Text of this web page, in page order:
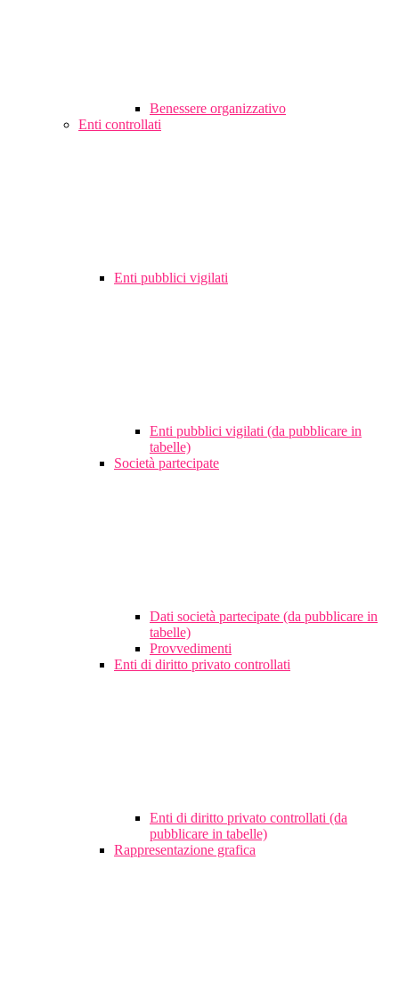
Benessere organizzativo
Enti controllati
Enti pubblici vigilati
Enti pubblici vigilati (da pubblicare in
tabelle)
Società partecipate
Dati società partecipate (da pubblicare in
tabelle)
Provvedimenti
Enti di diritto privato controllati
Enti di diritto privato controllati (da
pubblicare in tabelle)
Rappresentazione grafica